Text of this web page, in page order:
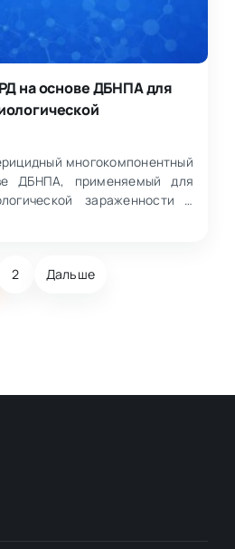
на основе ДБНПА для
многокомпонентный
ДБНПА, применяемый для
зараженности в
2 Дальше